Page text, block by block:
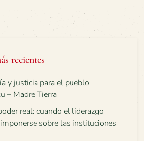
recientes
y justicia para el pueblo
– Madre Tierra
real: cuando el liderazgo
sobre las instituciones